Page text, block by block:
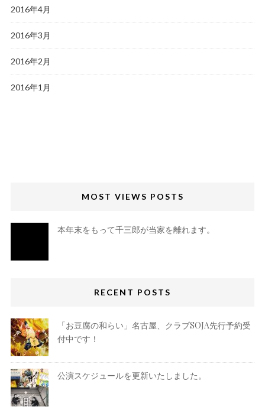
2016年4月
2016年3月
2016年2月
2016年1月
MOST VIEWS POSTS
本年末をもって千三郎が当家を離れます。
RECENT POSTS
「お豆腐の和らい」名古屋、クラブSOJA先行予約受
付中です！
公演スケジュールを更新いたしました。